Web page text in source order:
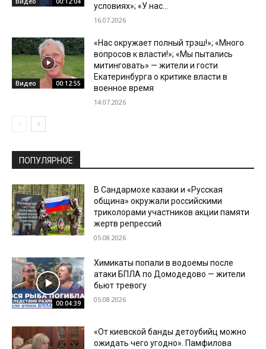
условиях»; «У нас...
16.07.2026
Видео 00:12:55
«Нас окружает полный трэш!»; «Много
вопросов к власти!»; «Мы пытались
митинговать» — жители и гости
Екатеринбурга о критике власти в
военное время
14.07.2026
ПОПУЛЯРНОЕ
В Сандармохе казаки и «Русская
община» окружали российскими
триколорами участников акции памяти
жертв репрессий
05.08.2026
00:04:39
Химикаты попали в водоемы после
атаки БПЛА по Домодедово — жители
бьют тревогу
05.08.2026
«От киевской банды детоубийц можно
ожидать чего угодно». Памфилова